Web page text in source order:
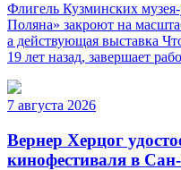
Флигель Кузминских
Поляна» закроют на
а действующая выставка
19 лет назад, завершает
7 августа 2026
Вернер Херцог
кинофестиваля в